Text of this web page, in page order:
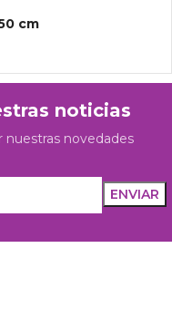
cm
noticias
novedades